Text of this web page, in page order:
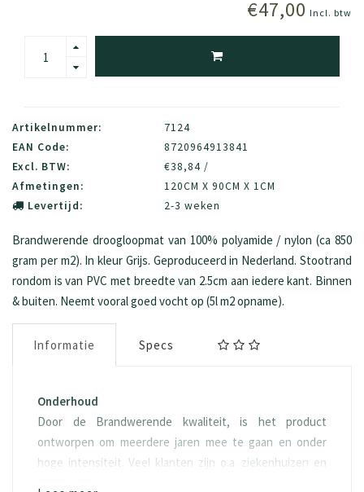
€47,00 Incl. btw
Artikelnummer:
7124
EAN Code:
8720964913841
Excl. BTW:
€38,84 /
Afmetingen:
120CM X 90CM X 1CM
Levertijd:
2-3 weken
Brandwerende droogloopmat van 100% polyamide / nylon (ca 850
gram per m2). In kleur Grijs. Geproduceerd in Nederland. Stootrand
rondom is van PVC met breedte van 2.5cm aan iedere kant. Binnen
& buiten. Neemt vooral goed vocht op (5l m2 opname).
Informatie Specs
Onderhoud
Door de Brandwerende kwaliteit, is het product
ontworpen om meerdere jaren mee te gaan en onder
hoge intensiteit. Veel klanten zijn o.a. ziekenhuizen en